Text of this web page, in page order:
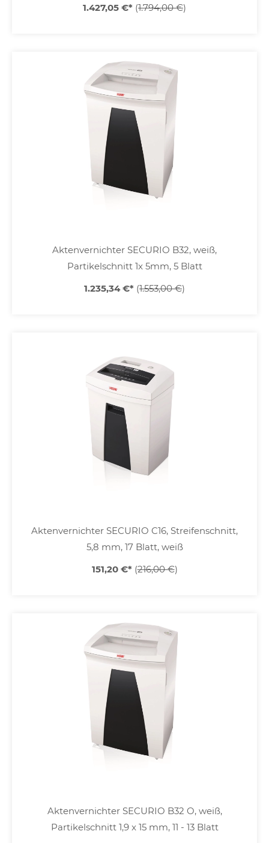
1.427,05 €* (1.794,00 €)
Aktenvernichter SECURIO B32, weiß,
Partikelschnitt 1x 5mm, 5 Blatt
1.235,34 €* (1.553,00 €)
Aktenvernichter SECURIO C16, Streifenschnitt,
5,8 mm, 17 Blatt, weiß
151,20 €* (216,00 €)
Aktenvernichter SECURIO B32 O, weiß,
Partikelschnitt 1,9 x 15 mm, 11 - 13 Blatt